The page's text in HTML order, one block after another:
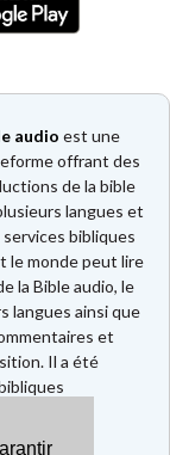
audio est une
offrant des
de la bible
langues et
bibliques
le monde peut lire
la Bible audio, le
langues ainsi que
et
Il a été